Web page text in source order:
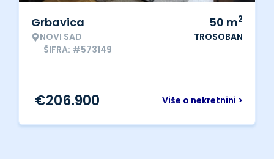
Grbavica
NOVI SAD
ŠIFRA: #573149
50 m2
TROSOBAN
Više o nekretnini >
€206.900